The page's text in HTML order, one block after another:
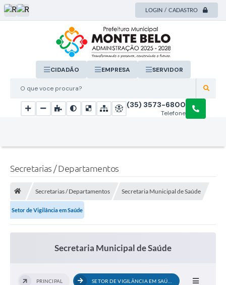
LOGIN / CADASTRO
O que voce procura?
CIDADÃO EMPRESA SERVIDOR
Telefone
(35) 3573-6800
Secretarias / Departamentos
Secretarias / Departamentos Secretaria Municipal de Saúde
Setor de Vigilância em Saúde
Secretaria Municipal de Saúde
PRINCIPAL